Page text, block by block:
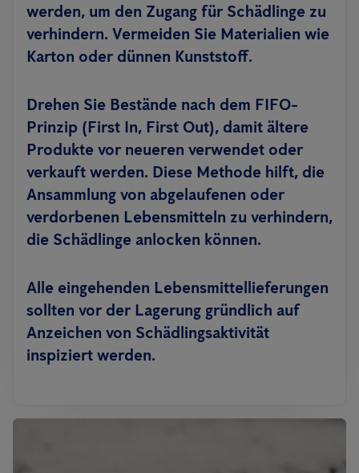
werden, um den Zugang für Schädlinge zu
verhindern. Vermeiden Sie Materialien wie
Karton oder dünnen Kunststoff.
Drehen Sie Bestände nach dem FIFO-
Prinzip (First In, First Out), damit ältere
Produkte vor neueren verwendet oder
verkauft werden. Diese Methode hilft, die
Ansammlung von abgelaufenen oder
verdorbenen Lebensmitteln zu verhindern,
die Schädlinge anlocken können.
Alle eingehenden Lebensmittellieferungen
sollten vor der Lagerung gründlich auf
Anzeichen von Schädlingsaktivität
inspiziert werden.